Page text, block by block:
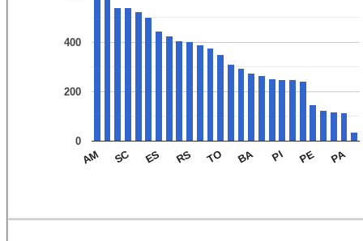
AM SC ES RS TO BA PI PE PA
0
200
400